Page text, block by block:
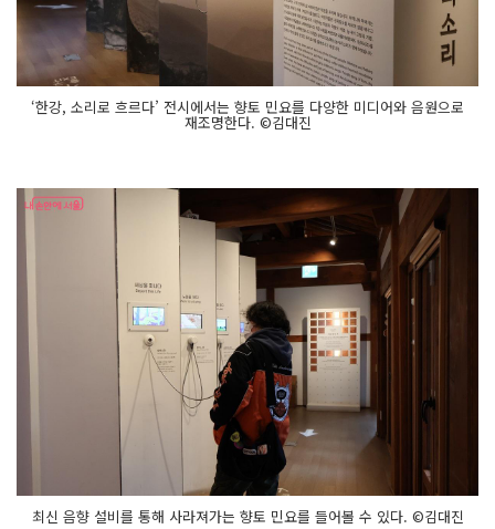
‘한강, 소리로 흐르다’ 전시에서는 향토 민요를 다양한 미디어와 음원으로
재조명한다. ©김대진
최신 음향 설비를 통해 사라져가는 향토 민요를 들어볼 수 있다. ©김대진